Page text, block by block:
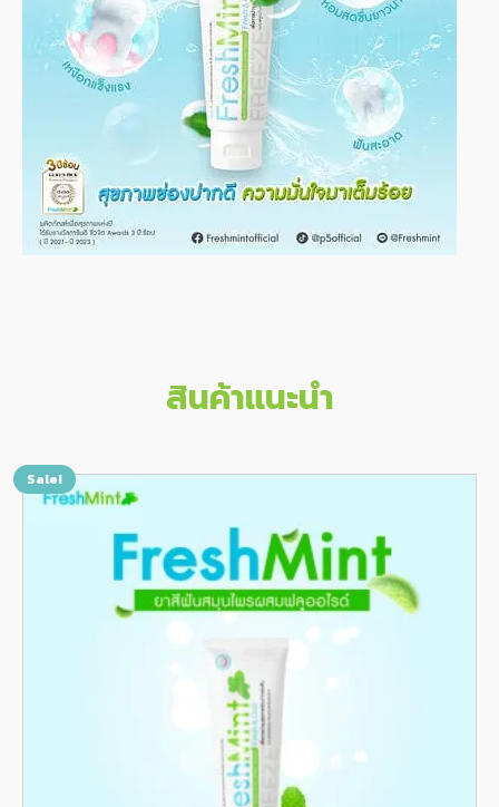
สินค้าแนะนำ
Sale!